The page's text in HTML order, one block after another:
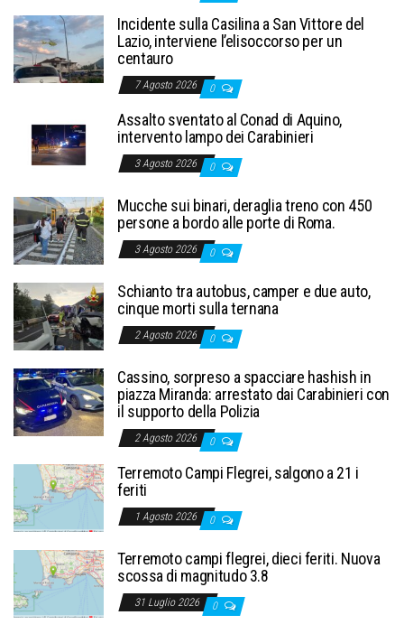
Incidente sulla Casilina a San Vittore del
Lazio, interviene l’elisoccorso per un
centauro
7 Agosto 2026 0
Assalto sventato al Conad di Aquino,
intervento lampo dei Carabinieri
3 Agosto 2026 0
Mucche sui binari, deraglia treno con 450
persone a bordo alle porte di Roma.
3 Agosto 2026 0
Schianto tra autobus, camper e due auto,
cinque morti sulla ternana
2 Agosto 2026 0
Cassino, sorpreso a spacciare hashish in
piazza Miranda: arrestato dai Carabinieri con
il supporto della Polizia
2 Agosto 2026 0
Terremoto Campi Flegrei, salgono a 21 i
feriti
1 Agosto 2026 0
Terremoto campi flegrei, dieci feriti. Nuova
scossa di magnitudo 3.8
31 Luglio 2026 0